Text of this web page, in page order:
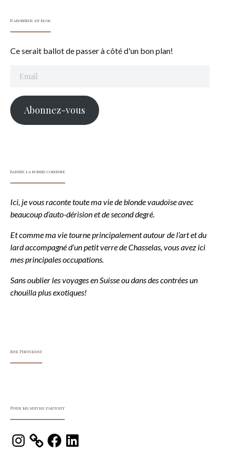
S'abonner au blog
Ce serait ballot de passer à côté d'un bon plan!
Abonnez-vous
Sabine la bonne combine
Ici, je vous raconte toute ma vie de blonde vaudoise avec
beaucoup d’auto-dérision et de second degré.
Et comme ma vie tourne principalement autour de l’art et du
lard accompagné d’un petit verre de Chasselas, vous avez ici
mes principales occupations.
Sans oublier les voyages en Suisse ou dans des contrées un
chouilla plus exotiques!
Sur Pinterest
Pour me suivre partout
Instagram FacebookLinkedIn